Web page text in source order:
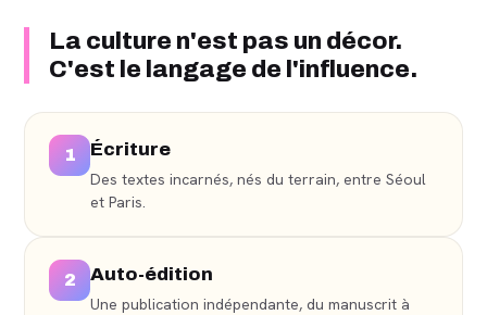
La culture n'est pas un décor.
C'est le langage de l'influence.
1 Écriture
Des textes incarnés, nés du terrain, entre Séoul
et Paris.
2 Auto-édition
Une publication indépendante, du manuscrit à